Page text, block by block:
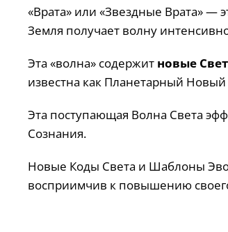
«Врата» или «Звездные Врата» —
Земля получает волну
Эта «волна» содержит новые
известна как Планетарный Новый
Эта поступающая Волна Света
Сознания.
Новые Коды Света и Шаблоны
восприимчив к повышению